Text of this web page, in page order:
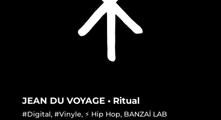
JEAN DU VOYAGE • Ritual
#Digital, #Vinyle, ⚡ Hip Hop, BANZAÏ LAB